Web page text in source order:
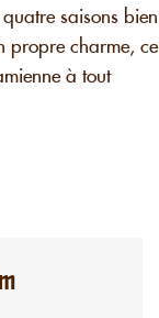
saisons bien
propre charme, ce
à tout